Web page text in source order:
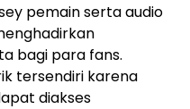
pemain serta audio
bagi para fans.
tersendiri karena
diakses